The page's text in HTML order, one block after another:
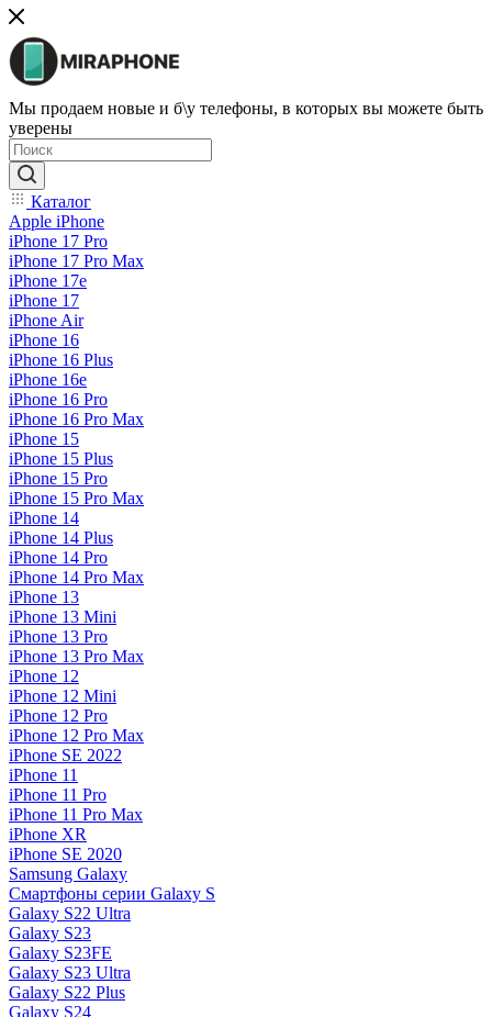
Мы продаем новые и б\у телефоны, в которых вы можете быть
уверены
Каталог
Apple iPhone
iPhone 17 Pro
iPhone 17 Pro Max
iPhone 17e
iPhone 17
iPhone Air
iPhone 16
iPhone 16 Plus
iPhone 16e
iPhone 16 Pro
iPhone 16 Pro Max
iPhone 15
iPhone 15 Plus
iPhone 15 Pro
iPhone 15 Pro Max
iPhone 14
iPhone 14 Plus
iPhone 14 Pro
iPhone 14 Pro Max
iPhone 13
iPhone 13 Mini
iPhone 13 Pro
iPhone 13 Pro Max
iPhone 12
iPhone 12 Mini
iPhone 12 Pro
iPhone 12 Pro Max
iPhone SE 2022
iPhone 11
iPhone 11 Pro
iPhone 11 Pro Max
iPhone XR
iPhone SE 2020
Samsung Galaxy
Смартфоны серии Galaxy S
Galaxy S22 Ultra
Galaxy S23
Galaxy S23FE
Galaxy S23 Ultra
Galaxy S22 Plus
Galaxy S24